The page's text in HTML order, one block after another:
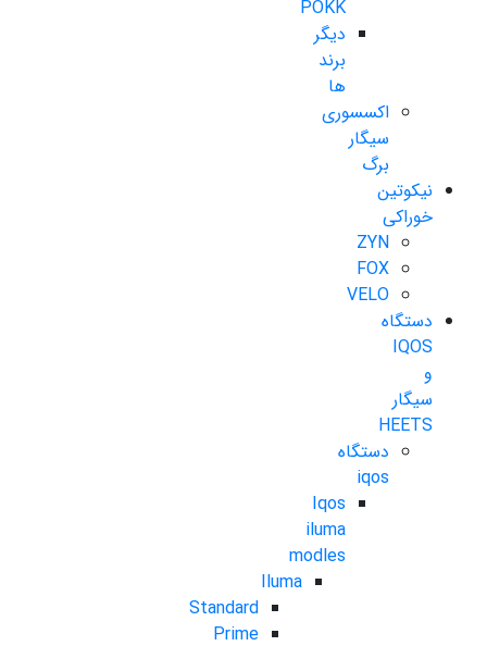
POKK
دیگر
برند
ها
اکسسوری
سیگار
برگ
نیکوتین
خوراکی
ZYN
FOX
VELO
دستگاه
IQOS
و
سیگار
HEETS
دستگاه
iqos
Iqos
iluma
modles
Iluma
Standard
Prime